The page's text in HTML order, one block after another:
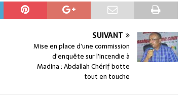
SUIVANT
Mise en place d’une commission
d’enquête sur l’incendie à
Madina : Abdallah Chérif botte
tout en touche